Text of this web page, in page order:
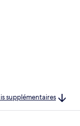
supplémentaires